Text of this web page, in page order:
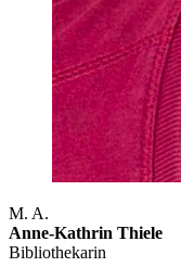
M. A.
Anne-Kathrin Thiele
Bibliothekarin